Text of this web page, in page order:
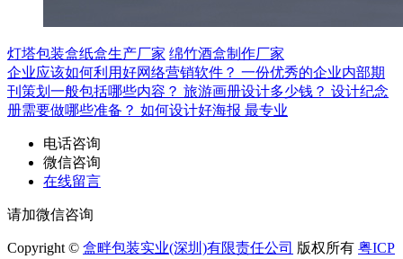
灯塔包装盒纸盒生产厂家 绵竹酒盒制作厂家
企业应该如何利用好网络营销软件？ 一份优秀的企业内部期
刊策划一般包括哪些内容？ 旅游画册设计多少钱？ 设计纪念
册需要做哪些准备？ 如何设计好海报 最专业
电话咨询
微信咨询
在线留言
请加微信咨询
Copyright © 盒畔包装实业(深圳)有限责任公司 版权所有 粤ICP